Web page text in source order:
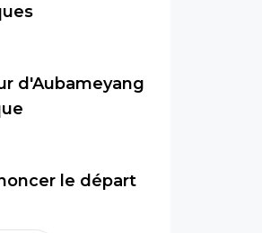
d'Aubameyang
le départ